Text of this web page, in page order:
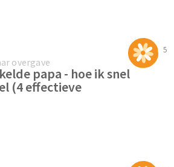
5
overgave
papa - hoe ik snel
(4 effectieve